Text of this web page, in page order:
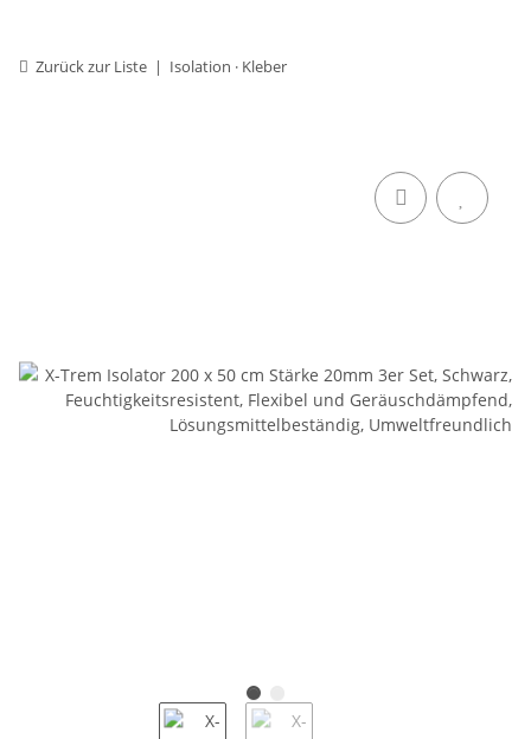
Zurück zur Liste Isolation · Kleber